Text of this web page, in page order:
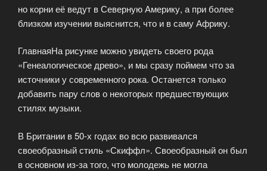
но корни её ведут в Северную Америку, а при более
близком изучении выяснится, что и в саму Африку.
ГлавнаяНа рисунке можно увидеть своего рода
«Генеалогическое древо», и мы сразу поймем что за
источники у современного рока. Останется только
добавить пару слов о некоторых предшествующих
стилях музыки.
В Британии в 50-х годах во всю развивался
своеобразный стиль «Скиффл». Своеобразный он был
в основном из-за того, что молодежь не могла